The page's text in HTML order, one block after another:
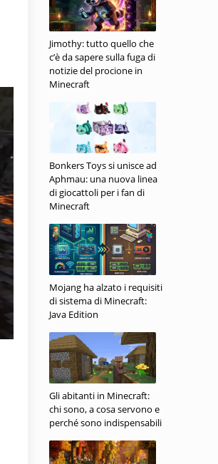
Jimothy: tutto quello che
c’è da sapere sulla fuga di
notizie del procione in
Minecraft
Bonkers Toys si unisce ad
Aphmau: una nuova linea
di giocattoli per i fan di
Minecraft
Mojang ha alzato i requisiti
di sistema di Minecraft:
Java Edition
Gli abitanti in Minecraft:
chi sono, a cosa servono e
perché sono indispensabili